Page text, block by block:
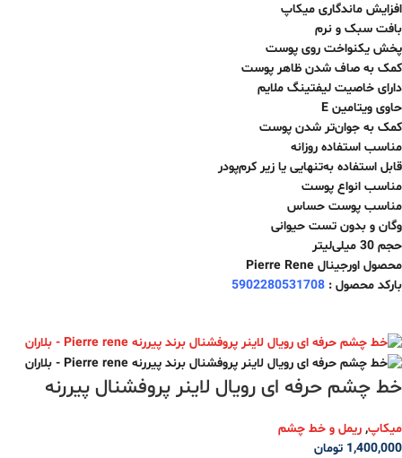
افزایش ماندگاری میکاپ
بافت سبک و نرم
پخش یکنواخت روی پوست
کمک به صاف شدن ظاهر پوست
دارای خاصیت لیفتینگ ملایم
حاوی ویتامین E
کمک به جوان‌تر شدن پوست
مناسب استفاده روزانه
قابل استفاده به‌تنهایی یا زیر کرم‌پودر
مناسب انواع پوست
مناسب پوست حساس
وگان و بدون تست حیوانی
حجم 30 میلی‌لیتر
محصول اورجینال Pierre Rene
بارکد محصول : 5902280531708
خط چشم حرفه ای رویال لاینر پروفشنال پیررنه
میکاپ, ریمل و خط چشم
1,400,000 تومان